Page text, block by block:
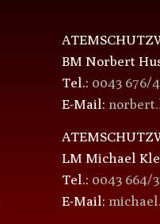
BM Norbert
Tel.: 0043 676/
E-Mail:
LM Michael
Tel.: 0043 664/
E-Mail: